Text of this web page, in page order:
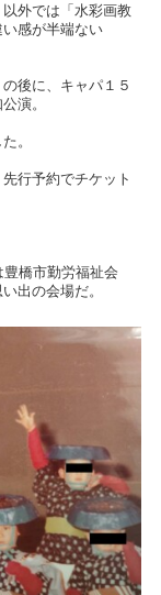
外では「水彩画教
感が半端ない
後に、キャパ１５
演。
。
行予約でチケット
橋市勤労福祉会
出の会場だ。